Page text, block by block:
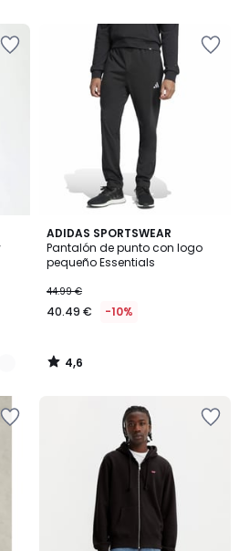
ADIDAS SPORTSWEAR
Pantalón de punto con logo
pequeño Essentials
44.99 €
40.49 € -10%
4,6
/ 5
4,6
/